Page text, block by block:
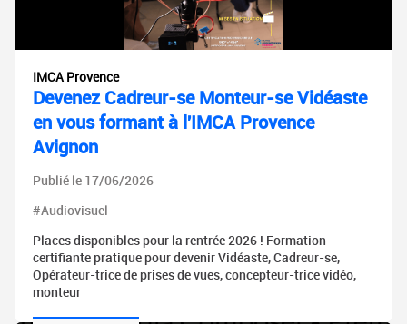
IMCA Provence
Devenez Cadreur-se Monteur-se Vidéaste
en vous formant à l'IMCA Provence
Avignon
Publié le 17/06/2026
#Audiovisuel
Places disponibles pour la rentrée 2026 ! Formation
certifiante pratique pour devenir Vidéaste, Cadreur-se,
Opérateur-trice de prises de vues, concepteur-trice vidéo,
monteur